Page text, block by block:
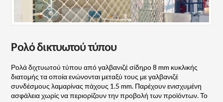
Ρολό δικτυωτού τύπου
Ρολά διχτυωτού τύπου από γαλβανιζέ σίδηρο 8 mm κυκλικής
διατομής τα οποία ενώνονται μεταξύ τους με γαλβανιζέ
συνδέσμους λαμαρίνας πάχους 1.5 mm. Παρέχουν ενισχυμένη
ασφάλεια χωρίς να περιορίζουν την προβολή των προϊόντων. Το